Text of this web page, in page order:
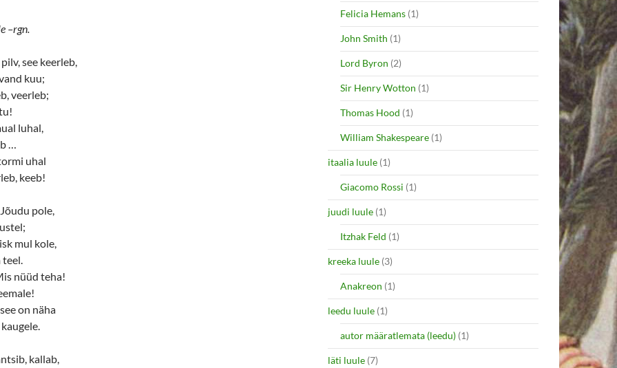
–rgn.
see keerleb,
kuu;
veerleb;
luhal,
…
uhal
keeb!
pole,
mul kole,
teel.
nüüd teha!
on näha
kallab,
Felicia Hemans (1)
John Smith (1)
Lord Byron (2)
Sir Henry Wotton (1)
Thomas Hood (1)
William Shakespeare (1)
itaalia luule (1)
Giacomo Rossi (1)
juudi luule (1)
Itzhak Feld (1)
kreeka luule (3)
Anakreon (1)
leedu luule (1)
autor määratlemata (leedu) (1)
läti luule (7)